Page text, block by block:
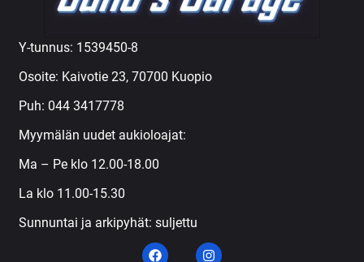
Y-tunnus: 1539450-8
Osoite: Kaivotie 23, 70700 Kuopio
Puh: 044 3417778
Myymälän uudet aukioloajat:
Ma – Pe klo 12.00-18.00
La klo 11.00-15.30
Sunnuntai ja arkipyhät: suljettu